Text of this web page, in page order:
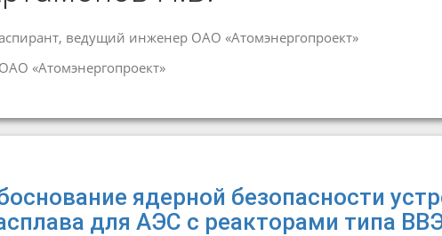
ведущий инженер ОАО «Атомэнергопроект»
ОАО «Атомэнергопроект»
ядерной безопасности
для АЭС с реакторами типа